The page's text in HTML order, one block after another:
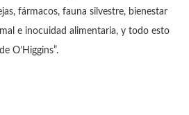
fármacos, fauna silvestre, bienestar
e inocuidad alimentaria, y todo esto
O’Higgins”.